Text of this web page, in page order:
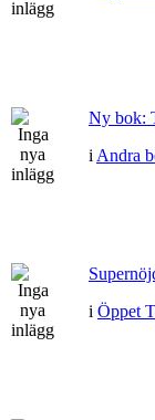
Ny bok:
i Andra
i Öppet